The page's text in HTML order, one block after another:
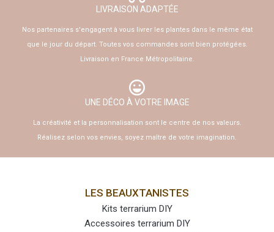
LIVRAISON ADAPTÉE
Nos partenaires s'engagent à vous livrer les plantes dans le même état
que le jour du départ. Toutes vos commandes sont bien protégées.
Livraison en France Métropolitaine.
UNE DÉCO À VOTRE IMAGE
La créativité et la personnalisation sont le centre de nos valeurs.
Réalisez selon vos envies, soyez maître de votre imagination.
LES BEAUXTANISTES
Kits terrarium DIY
Accessoires terrarium DIY